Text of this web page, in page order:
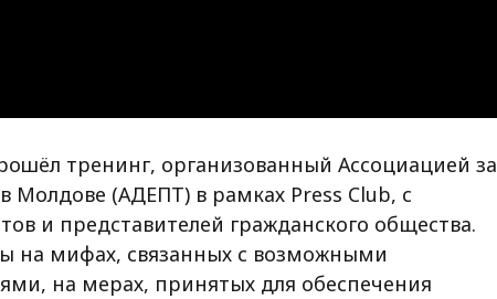
тренинг, организованный Ассоциацией за
(АДЕПТ) в рамках Press Club, с
и представителей гражданского общества.
на мифах, связанных с возможными
на мерах, принятых для обеспечения